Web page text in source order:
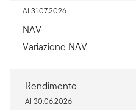
Al 31.07.2026
NAV
Variazione NAV
Rendimento
Al 30.06.2026